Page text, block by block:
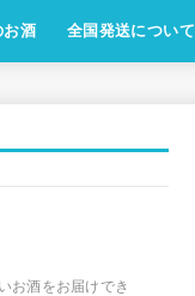
お酒 全国発送について
お酒をお届けでき